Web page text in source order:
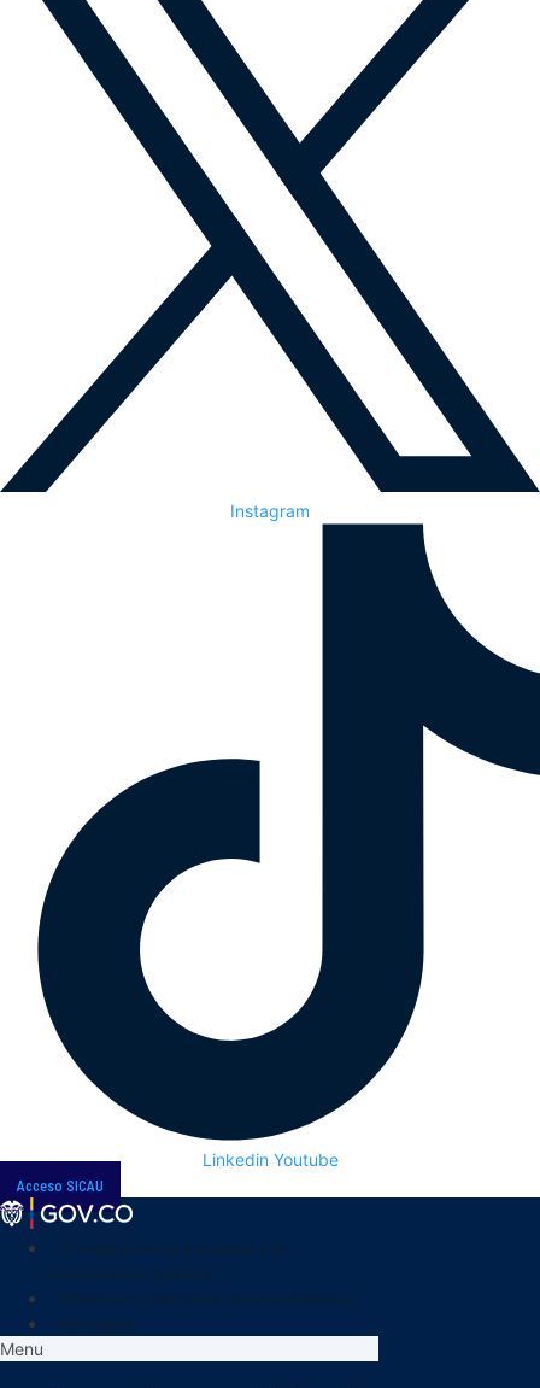
Instagram
Linkedin Youtube
Acceso SICAU
Menu